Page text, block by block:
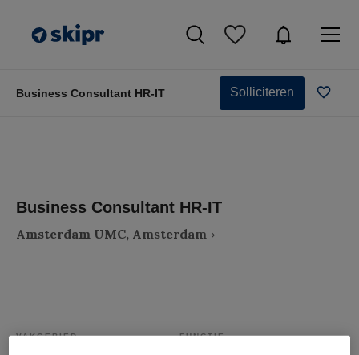
Business Consultant HR-IT Solliciteren
Business Consultant HR-IT
Amsterdam UMC, Amsterdam
VAKGEBIED FUNCTIE